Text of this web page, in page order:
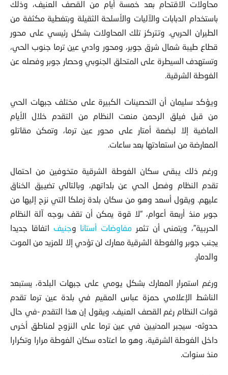
محاولات الاقتحام بعد خمسة أيام من القصف العنيف، وذلك
باستخدام الدبابات والآليات والأسلحة الثقيلة وبتغطية مكثفة من
الطيران الحربي. وتتركز تلك المحاولات بشكل رئيسي على محور
قطاع طيبة شمال شرق جوبر، ومحور وادي عين ترما جنوب الحي،
وتستهدف السيطرة على المتحلق الجنوبي وحصار جوبر وفصله عن
الغوطة الشرقية.
ويؤكد سليمان أن التحصينات الكبيرة على مختلف جبهات الحي
من قبل فيلق الرحمن منعت النظام من التقدم خلال الأيام
الماضية إلا لبضعة أمتار على محور عين ترما، وتمكن مقاتلو
المعارضة من استعادتها بعد ساعات.
ورغم ذلك يبقى سكان الغوطة الشرقية متخوفين من احتمال
تقدم النظام وفصل الحي عن بلداتهم، وبالتالي تضييق الخناق
عليهم. ويقول أسعد وهو من سكان بلدة زملكا التي نزح إليها من
جوبر منذ أربعة أعوام، “لا قوة يمكن أن تقف بوجه آلة النظام
الحربية”، ويتمنى أن تثمر مفاوضات أستانا وجنيف اتفاقا جديدا
يجنب جوبر والغوطة الشرقية معارك لن تؤدي إلا للمزيد من الموت
والدمار.
ورغم استمرار المعارك بشكل يومي على جبهات البلدة، يستبعد
الناشط الإعلامي حمزة عباس المقيم في بلدة عين ترما تقدم
قوات النظام رغم القصف العنيف. ويقول إن هذا التقدم -في حال
حدوثه- سيجبر المدنيين في عين ترما على النزوح لمناطق أخرى
داخل الغوطة الشرقية، وهو ما اعتاده سكان الغوطة مرارا وتكرارا
منذ سنوات.